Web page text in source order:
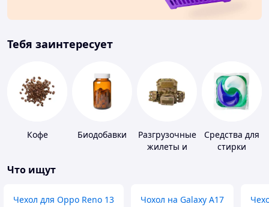
Тебя заинтересует
Кофе Биодобавки
Разгрузочные
жилеты и
Средства для
стирки
Что ищут
Чехол для Oppo Reno 13 Чохол на Galaxy A17